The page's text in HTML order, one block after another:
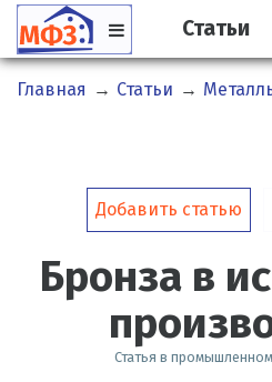
Статьи
Главная → Статьи →
Добавить статью
Бронза в
Статья в промышленном